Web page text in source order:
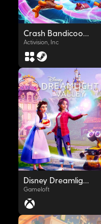
OYNAT
Crash Bandicoot™ 4: It's About Time
Activision, Inc
Disney Dreamlight Valley
Gameloft